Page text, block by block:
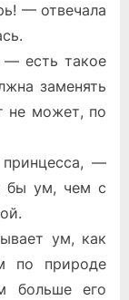
— отвечала
есть такое
заменять
не может, по
—
бы ум, чем с
ум, как
по природе
больше его